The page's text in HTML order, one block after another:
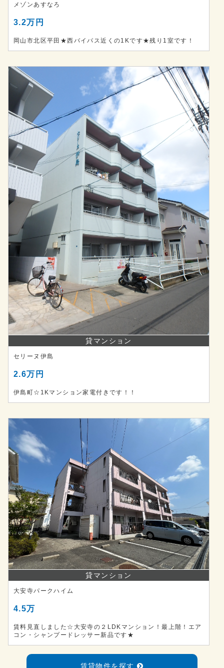
メゾンあすなろ
3.2万円
岡山市北区平田★西バイパス近くの1Kです★残り1室です！
貸マンション
セリーヌ伊島
2.6万円
伊島町☆1Kマンション家電付きです！！
貸マンション
大安寺パークハイム
4.5万
賃料見直しました☆大安寺の２LDKマンション！最上階！エア
コン・シャンプードレッサー新品です★
賃貸物件を探す